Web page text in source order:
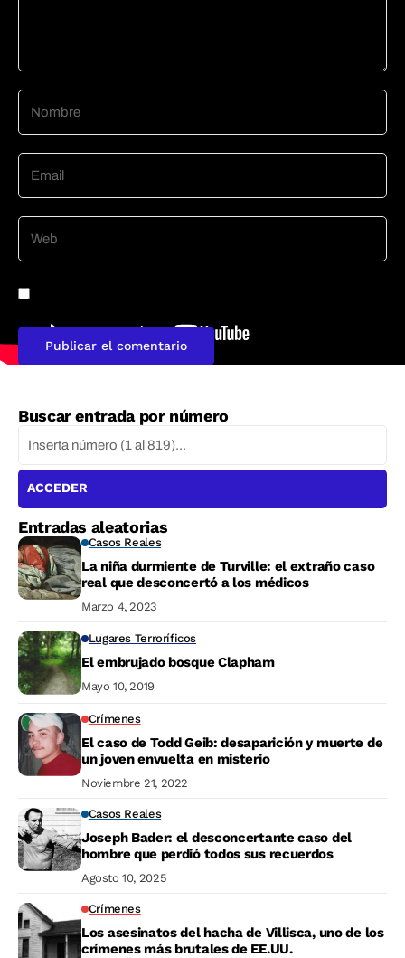
Buscar entrada por número
ACCEDER
Entradas aleatorias
Casos Reales
La niña durmiente de Turville: el extraño caso
real que desconcertó a los médicos
Marzo 4, 2023
Lugares Terroríficos
El embrujado bosque Clapham
Mayo 10, 2019
Crímenes
El caso de Todd Geib: desaparición y muerte de
un joven envuelta en misterio
Noviembre 21, 2022
Casos Reales
Joseph Bader: el desconcertante caso del
hombre que perdió todos sus recuerdos
Agosto 10, 2025
Crímenes
Los asesinatos del hacha de Villisca, uno de los
crímenes más brutales de EE.UU.